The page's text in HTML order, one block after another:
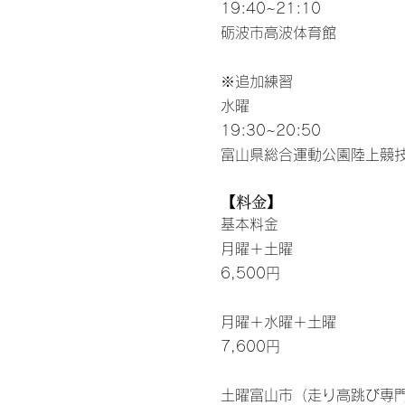
19:40~21:10
砺波市高波体育館
※追加練習
水曜
19:30~20:50
富山県総合運動公園陸上競
【料金】
基本料金
月曜＋土曜
6,500円
月曜＋水曜＋土曜
7,600円
土曜富山市（走り高跳び専